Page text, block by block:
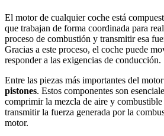
El motor de cualquier coche está
que trabajan de forma coordinada para
proceso de combustión y transmitir esa
Gracias a este proceso, el coche puede
responder a las exigencias de conducción.
Entre las piezas más importantes del
pistones. Estos componentes son
comprimir la mezcla de aire y
transmitir la fuerza generada por la
motor.